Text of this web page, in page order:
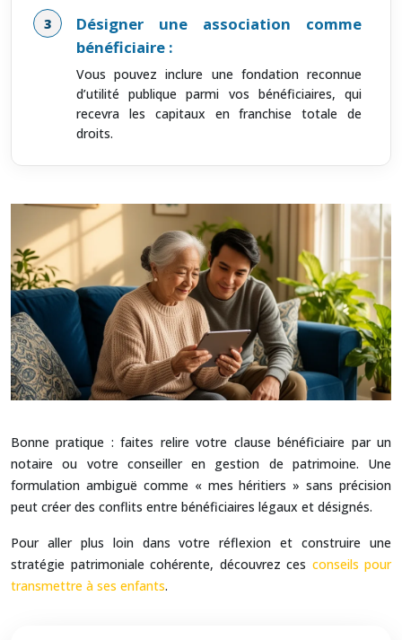
Désigner une association comme
bénéficiaire :
Vous pouvez inclure une fondation reconnue
d’utilité publique parmi vos bénéficiaires, qui
recevra les capitaux en franchise totale de
droits.
Bonne pratique : faites relire votre clause bénéficiaire par un
notaire ou votre conseiller en gestion de patrimoine. Une
formulation ambiguë comme « mes héritiers » sans précision
peut créer des conflits entre bénéficiaires légaux et désignés.
Pour aller plus loin dans votre réflexion et construire une
stratégie patrimoniale cohérente, découvrez ces conseils pour
transmettre à ses enfants.